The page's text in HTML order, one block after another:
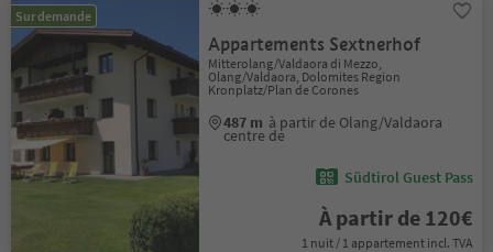
Sur demande
Appartements Sextnerhof
Mitterolang/Valdaora di Mezzo,
Olang/Valdaora, Dolomites Region
Kronplatz/Plan de Corones
487 m à partir de Olang/Valdaora
centre de
Südtirol Guest Pass
À partir de 120€
1 nuit / 1 appartement incl. TVA